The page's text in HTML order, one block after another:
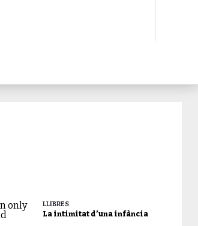
LLIBRES
La intimitat d’una infància